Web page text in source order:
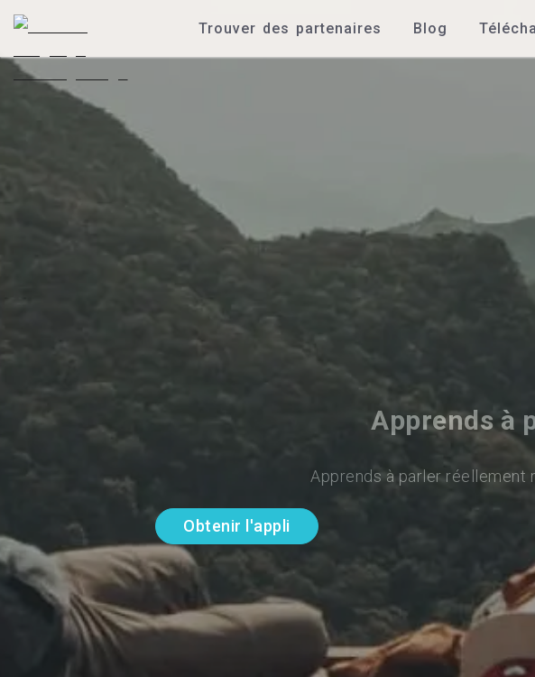
Trouver des partenaires Blog
Apprends à
Apprends à parler
Obtenir l'appli